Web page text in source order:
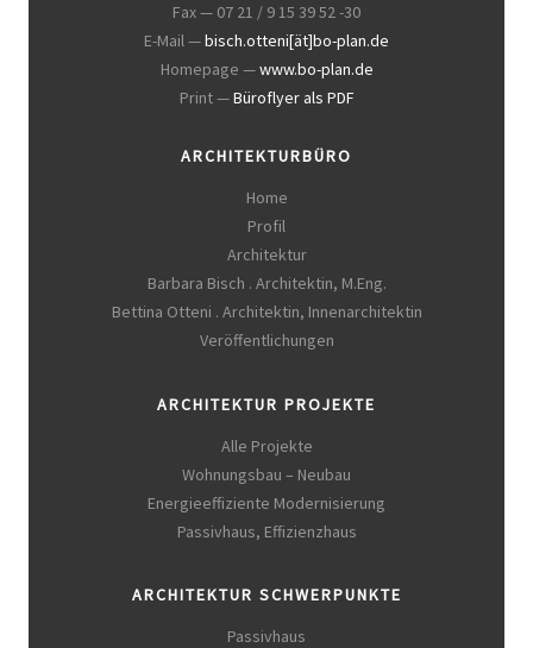
Fax — 07 21 / 9 15 39 52 -30
E-Mail —bisch.otteni[ät]bo-plan.de
Homepage —www.bo-plan.de
Print —Büroflyer als PDF
ARCHITEKTURBÜRO
Home
Profil
Architektur
Barbara Bisch . Architektin, M.Eng.
Bettina Otteni . Architektin, Innenarchitektin
Veröffentlichungen
ARCHITEKTUR PROJEKTE
Alle Projekte
Wohnungsbau – Neubau
Energieeffiziente Modernisierung
Passivhaus, Effizienzhaus
ARCHITEKTUR SCHWERPUNKTE
Passivhaus